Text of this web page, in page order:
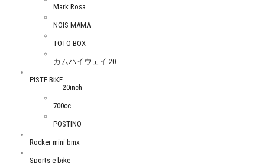
Mark Rosa
NOIS MAMA
TOTO BOX
カムハイウェイ 20
PISTE BIKE
20inch
700cc
POSTINO
Rocker mini bmx
Sports e-bike